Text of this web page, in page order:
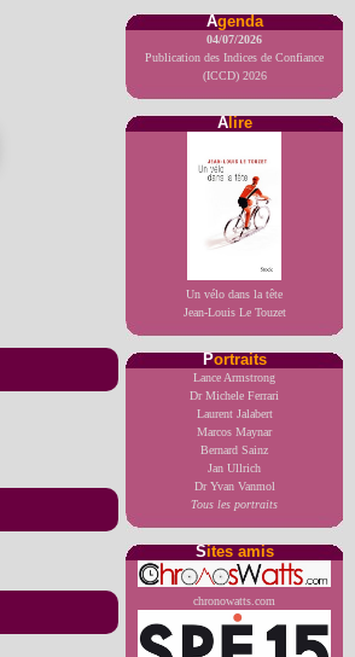
Agenda
04/07/2026
Publication des Indices de Confiance
(ICCD) 2026
Alire
Un vélo dans la tête
Jean-Louis Le Touzet
Portraits
Lance Armstrong
Dr Michele Ferrari
Laurent Jalabert
Marcos Maynar
Bernard Sainz
Jan Ullrich
Dr Yvan Vanmol
Tous les portraits
Sites amis
chronowatts.com